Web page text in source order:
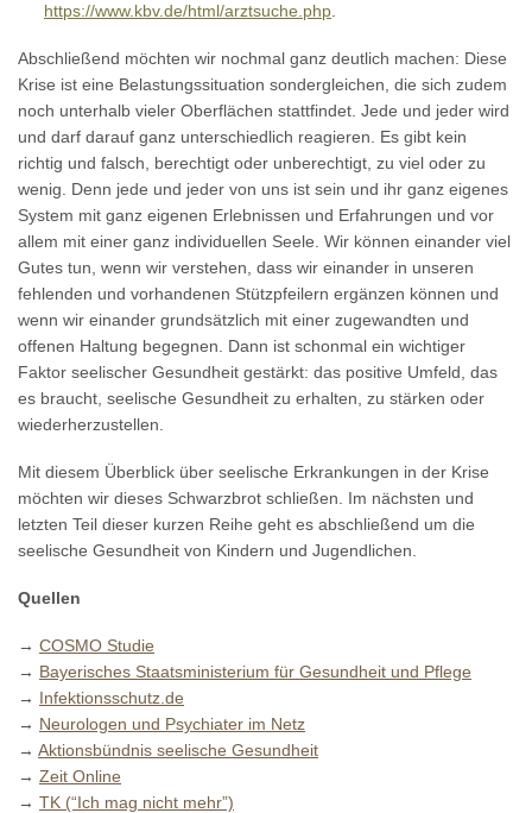
https://www.kbv.de/html/arztsuche.php
Abschließend möchten wir nochmal ganz deutlich machen: Diese
Krise ist eine Belastungssituation sondergleichen, die sich zudem
noch unterhalb vieler Oberflächen stattfindet. Jede und jeder wird
und darf darauf ganz unterschiedlich reagieren. Es gibt kein
richtig und falsch, berechtigt oder unberechtigt, zu viel oder zu
wenig. Denn jede und jeder von uns ist sein und ihr ganz eigenes
System mit ganz eigenen Erlebnissen und Erfahrungen und vor
allem mit einer ganz individuellen Seele. Wir können einander viel
Gutes tun, wenn wir verstehen, dass wir einander in unseren
fehlenden und vorhandenen Stützpfeilern ergänzen können und
wenn wir einander grundsätzlich mit einer zugewandten und
offenen Haltung begegnen. Dann ist schonmal ein wichtiger
Faktor seelischer Gesundheit gestärkt: das positive Umfeld, das
es braucht, seelische Gesundheit zu erhalten, zu stärken oder
wiederherzustellen.
Mit diesem Überblick über seelische Erkrankungen in der Krise
möchten wir dieses Schwarzbrot schließen. Im nächsten und
letzten Teil dieser kurzen Reihe geht es abschließend um die
seelische Gesundheit von Kindern und Jugendlichen.
Quellen
→ COSMO Studie
→ Bayerisches Staatsministerium für Gesundheit und Pflege
→ Infektionsschutz.de
→ Neurologen und Psychiater im Netz
→ Aktionsbündnis seelische Gesundheit
→ Zeit Online
→ TK (“Ich mag nicht mehr”)